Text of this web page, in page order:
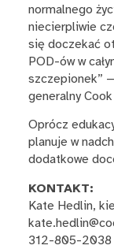
normalnego
niecierpliwie
się doczekać
POD-ów w
szczepionek”
generalny
Oprócz
planuje w
dodatkowe
KONTAKT:
Kate Hedlin,
312-805-2038